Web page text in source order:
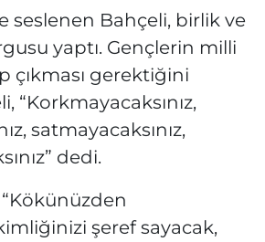
seslenen Bahçeli, birlik ve
yaptı. Gençlerin milli
çıkması gerektiğini
“Korkmayacaksınız,
satmayacaksınız,
dedi.
“Kökünüzden
şeref sayacak,